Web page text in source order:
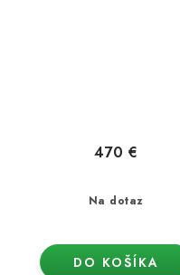
Na dotaz
470 €
DO KOŠÍKA